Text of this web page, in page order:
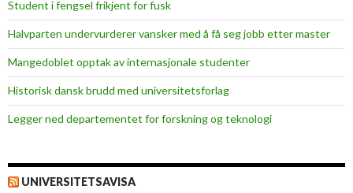
Student i fengsel frikjent for fusk
Halvparten undervurderer vansker med å få seg jobb etter master
Mangedoblet opptak av internasjonale studenter
Historisk dansk brudd med universitetsforlag
Legger ned departementet for forskning og teknologi
UNIVERSITETSAVISA